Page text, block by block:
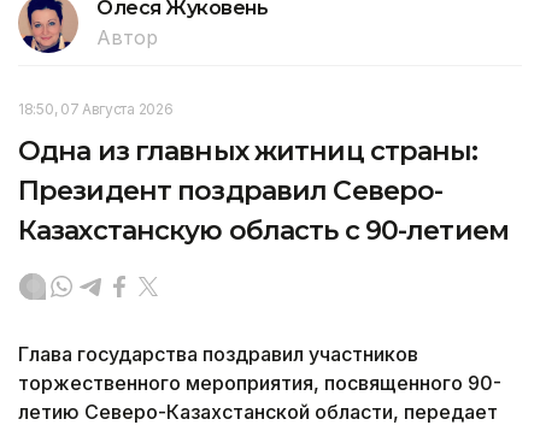
Олеся Жуковень
Автор
18:50, 07 Августа 2026
Одна из главных житниц страны:
Президент поздравил Северо-
Казахстанскую область с 90-летием
Глава государства поздравил участников
торжественного мероприятия, посвященного 90-
летию Северо-Казахстанской области, передает